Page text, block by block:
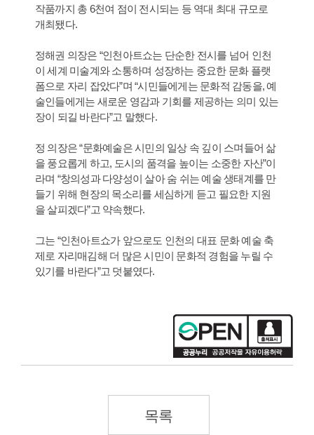
작품까지 총 6천여 점이 전시되는 등 역대 최대 규모로
개최됐다.
정해권 의장은 “인천아트쇼는 단순한 전시를 넘어 인천
이 세계 미술계와 소통하며 성장하는 중요한 문화 플랫
폼으로 자리 잡았다”며 “시민들에게는 문화적 감동을, 예
술인들에게는 새로운 영감과 기회를 제공하는 의미 있는
장이 되길 바란다”고 말했다.
정 의장은 “문화예술은 시민의 일상 속 깊이 스며들어 삶
을 풍요롭게 하고, 도시의 품격을 높이는 소중한 자산”이
라며 “창의성과 다양성이 살아 숨 쉬는 예술 생태계를 만
들기 위해 현장의 목소리를 세심하게 듣고 필요한 지원
을 살피겠다”고 약속했다.
그는 “인천아트쇼가 앞으로도 인천의 대표 문화 예술 축
제로 자리매김해 더 많은 시민이 문화적 경험을 누릴 수
있기를 바란다”고 덧붙였다.
목록